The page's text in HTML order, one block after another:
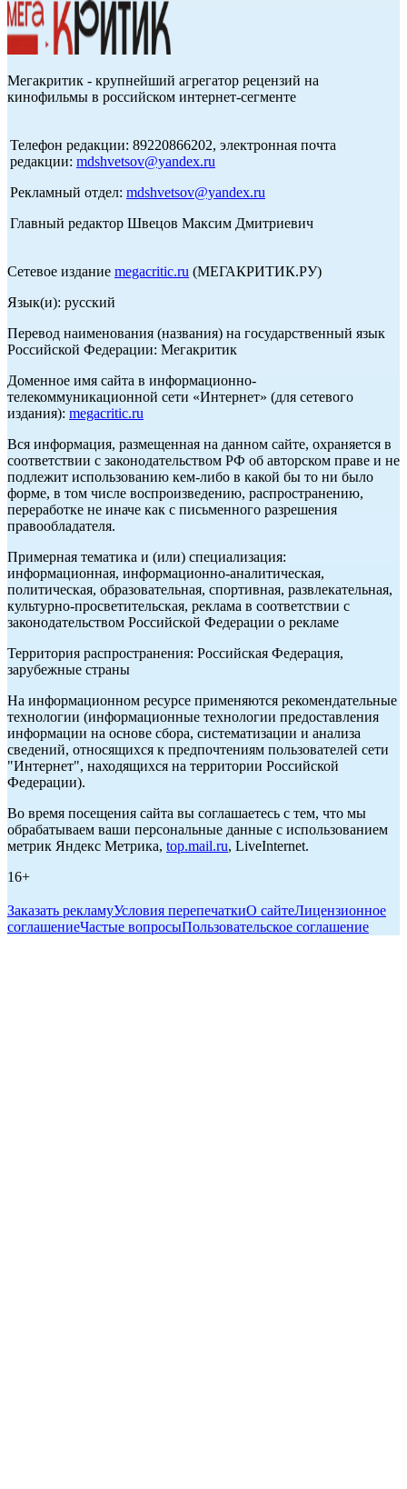
Мегакритик - крупнейший агрегатор рецензий на
кинофильмы в российском интернет-сегменте
Телефон редакции: 89220866202, электронная почта
редакции: mdshvetsov@yandex.ru
Рекламный отдел: mdshvetsov@yandex.ru
Главный редактор Швецов Максим Дмитриевич
Сетевое издание megacritic.ru (МЕГАКРИТИК.РУ)
Язык(и): русский
Перевод наименования (названия) на государственный язык
Российской Федерации: Мегакритик
Доменное имя сайта в информационно-
телекоммуникационной сети «Интернет» (для сетевого
издания): megacritic.ru
Вся информация, размещенная на данном сайте, охраняется в
соответствии с законодательством РФ об авторском праве и не
подлежит использованию кем-либо в какой бы то ни было
форме, в том числе воспроизведению, распространению,
переработке не иначе как с письменного разрешения
правообладателя.
Примерная тематика и (или) специализация:
информационная, информационно-аналитическая,
политическая, образовательная, спортивная, развлекательная,
культурно-просветительская, реклама в соответствии с
законодательством Российской Федерации о рекламе
Территория распространения: Российская Федерация,
зарубежные страны
На информационном ресурсе применяются рекомендательные
технологии (информационные технологии предоставления
информации на основе сбора, систематизации и анализа
сведений, относящихся к предпочтениям пользователей сети
"Интернет", находящихся на территории Российской
Федерации).
Во время посещения сайта вы соглашаетесь с тем, что мы
обрабатываем ваши персональные данные с использованием
метрик Яндекс Метрика, top.mail.ru, LiveInternet.
16+
Заказать рекламуУсловия перепечаткиО сайтеЛицензионное
соглашениеЧастые вопросыПользовательское соглашение